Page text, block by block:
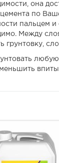
она
по
пальцем и
Между
грунтовку,